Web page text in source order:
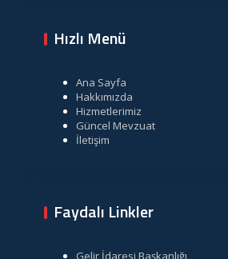
Hızlı Menü
Ana Sayfa
Hakkımızda
Hizmetlerimiz
Güncel Mevzuat
İletişim
Faydalı Linkler
Gelir İdaresi Başkanlığı